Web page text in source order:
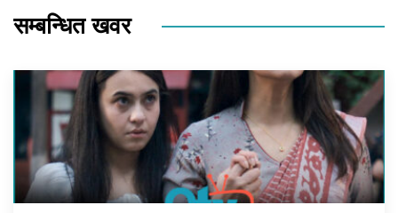
सम्बन्धित खवर